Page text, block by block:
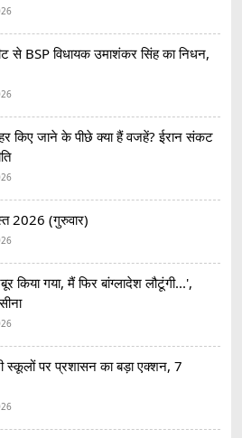
से BSP विधायक उमाशंकर सिंह का निधन,
किए जाने के पीछे क्या हैं वजहें? ईरान संकट
2026 (गुरुवार)
गया, मैं फिर बांग्लादेश लौटूंगी...',
स्कूलों पर प्रशासन का बड़ा एक्शन, 7